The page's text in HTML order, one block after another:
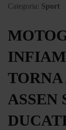
Categoria: Sport
ASSEN